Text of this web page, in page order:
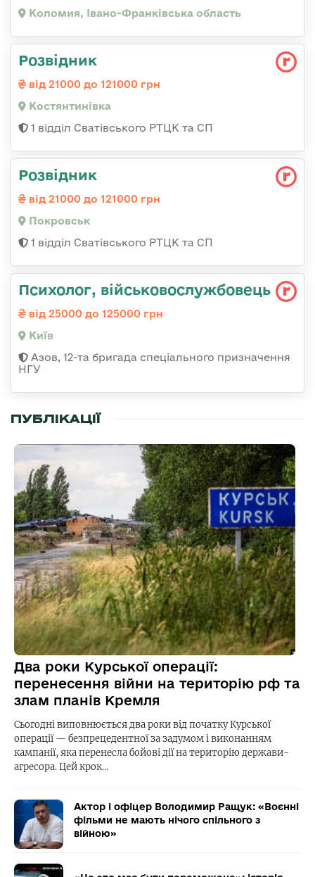
Коломия, Івано-Франківська область
Розвідник
від 21000 до 121000 грн
Костянтинівка
1 відділ Сватівського РТЦК та СП
Розвідник
від 21000 до 121000 грн
Покровськ
1 відділ Сватівського РТЦК та СП
Психолог, військовослужбовець
від 25000 до 125000 грн
Київ
Азов, 12-та бригада спеціального призначення
НГУ
ПУБЛІКАЦІЇ
Два роки Курської операції:
перенесення війни на територію рф та
злам планів Кремля
Сьогодні виповнюється два роки від початку Курської
операції — безпрецедентної за задумом і виконанням
кампанії, яка перенесла бойові дії на територію держави-
агресора. Цей крок…
Актор і офіцер Володимир Ращук: «Воєнні
фільми не мають нічого спільного з
війною»